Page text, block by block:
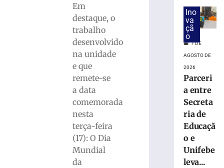
Em
destaque, o
trabalho
desenvolvido
na unidade
e que
remete-se
a data
comemorada
nesta
terça-feira
(17): O Dia
Mundial
da
montagem
estrutura
Brusque
Município
Ino
va
çã
o
7 DE
AGOSTO DE
2026
Parceri
a entre
Secreta
ria de
Educaçã
o e
Unifebe
leva...